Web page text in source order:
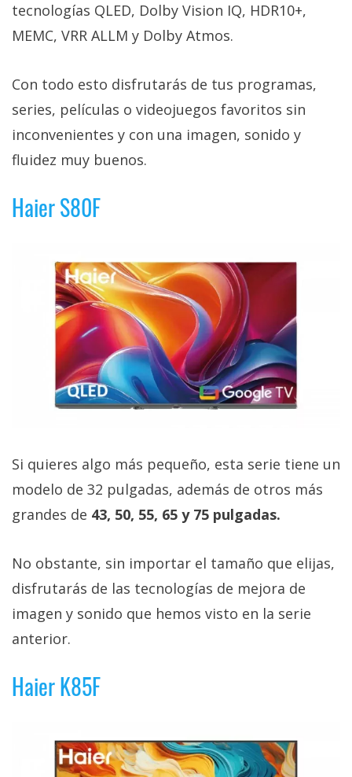
tecnologías QLED, Dolby Vision IQ, HDR10+,
MEMC, VRR ALLM y Dolby Atmos.
Con todo esto disfrutarás de tus programas,
series, películas o videojuegos favoritos sin
inconvenientes y con una imagen, sonido y
fluidez muy buenos.
Haier S80F
Si quieres algo más pequeño, esta serie tiene un
modelo de 32 pulgadas, además de otros más
grandes de 43, 50, 55, 65 y 75 pulgadas.
No obstante, sin importar el tamaño que elijas,
disfrutarás de las tecnologías de mejora de
imagen y sonido que hemos visto en la serie
anterior.
Haier K85F